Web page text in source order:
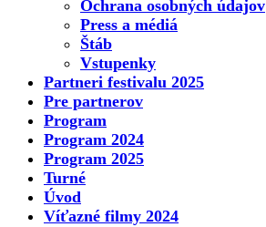
Ochrana osobných údajov
Press a médiá
Štáb
Vstupenky
Partneri festivalu 2025
Pre partnerov
Program
Program 2024
Program 2025
Turné
Úvod
Víťazné filmy 2024